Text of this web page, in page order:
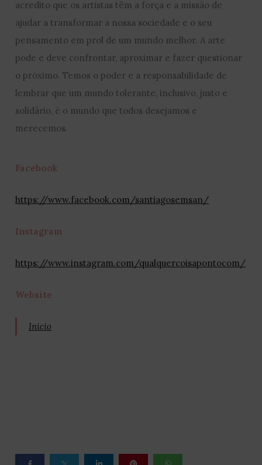
acredito que os artistas têm a força e a missão de
ajudar a transformar a nossa sociedade e o seu
pensamento em prol de um mundo melhor. A arte
pode e deve confrontar, aproximar e fazer questionar
o próximo. Temos o poder e a responsabilidade de
lembrar que um mundo tolerante, inclusivo, justo e
solidário, é o mundo que todos desejamos e
merecemos.
Facebook
https://www.facebook.com/santiagosemsan/
Instagram
https://www.instagram.com/qualquercoisapontocom/
Website
Inicio